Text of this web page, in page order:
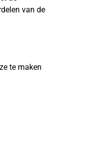
van de
te maken